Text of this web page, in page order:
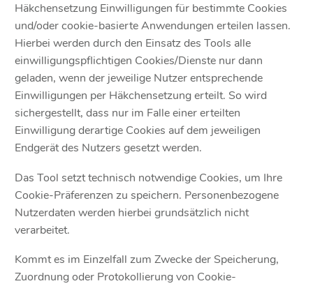
Häkchensetzung Einwilligungen für bestimmte Cookies
und/oder cookie-basierte Anwendungen erteilen lassen.
Hierbei werden durch den Einsatz des Tools alle
einwilligungspflichtigen Cookies/Dienste nur dann
geladen, wenn der jeweilige Nutzer entsprechende
Einwilligungen per Häkchensetzung erteilt. So wird
sichergestellt, dass nur im Falle einer erteilten
Einwilligung derartige Cookies auf dem jeweiligen
Endgerät des Nutzers gesetzt werden.
Das Tool setzt technisch notwendige Cookies, um Ihre
Cookie-Präferenzen zu speichern. Personenbezogene
Nutzerdaten werden hierbei grundsätzlich nicht
verarbeitet.
Kommt es im Einzelfall zum Zwecke der Speicherung,
Zuordnung oder Protokollierung von Cookie-